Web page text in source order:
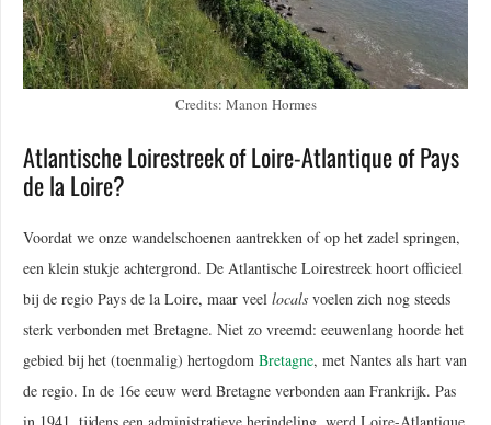
Credits: Manon Hormes
Atlantische Loirestreek of Loire-Atlantique of Pays
de la Loire?
Voordat we onze wandelschoenen aantrekken of op het zadel springen,
een klein stukje achtergrond. De Atlantische Loirestreek hoort officieel
bij de regio Pays de la Loire, maar veel locals voelen zich nog steeds
sterk verbonden met Bretagne. Niet zo vreemd: eeuwenlang hoorde het
gebied bij het (toenmalig) hertogdom Bretagne, met Nantes als hart van
de regio. In de 16e eeuw werd Bretagne verbonden aan Frankrijk. Pas